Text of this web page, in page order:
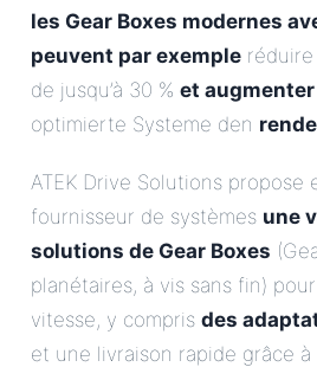
les Gear Boxes modernes
peuvent par exemple réduire
de jusqu’à 30 % et
optimierte Systeme den
ATEK Drive Solutions propose
fournisseur de systèmes une
solutions de Gear Boxes
planétaires, à vis sans fin)
vitesse, y compris des
et une livraison rapide grâce à